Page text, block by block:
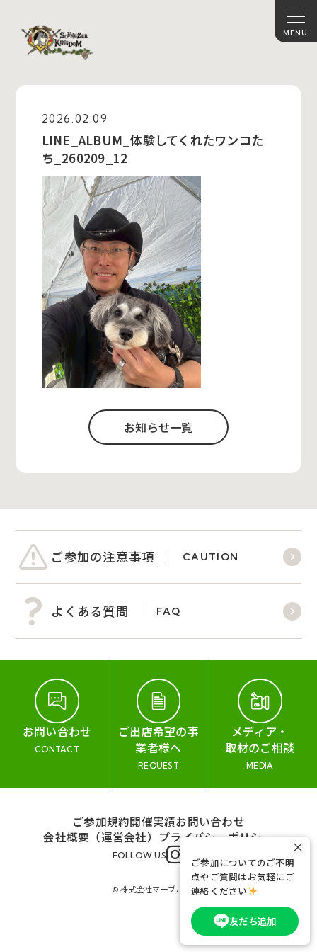
2026.02.09
LINE_ALBUM_体験してくれたワンコた
ち_260209_12
お知らせ一覧
ご参加の注意事項 CAUTION
よくある質問 FAQ
お問い合わせ
CONTACT
ご出店希望の事
業者様へ
REQUEST
メディア・
取材のご相談
MEDIA
ご参加規約開催実績お問い合わせ
会社概要（運営会社） プライバシーポリシー
FOLLOW US
© 株式会社マーブル&コー
ご参加についてのご不明
点やご質問はお気軽にご
連絡ください
友だち追加
×